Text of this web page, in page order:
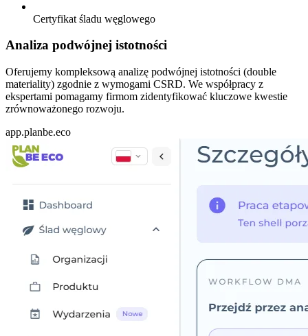
Certyfikat śladu węglowego
Analiza podwójnej istotności
Oferujemy kompleksową analizę podwójnej istotności (double
materiality) zgodnie z wymogami CSRD. We współpracy z
ekspertami pomagamy firmom zidentyfikować kluczowe kwestie
zrównoważonego rozwoju.
app.planbe.eco